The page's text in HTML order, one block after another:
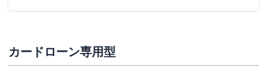
カードローン専用型